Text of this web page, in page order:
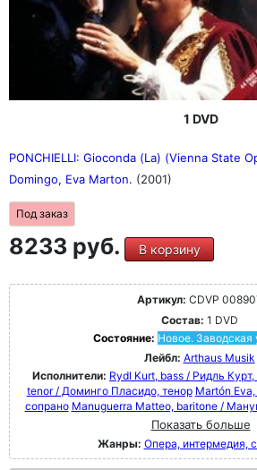
1 DVD
PONCHIELLI: Gioconda (La) (Vienna State
Domingo, Eva Marton. (2001)
Под заказ
8233 руб. В корзину
Артикул: CDVP
Состав: 1 DVD
Состояние: Новое. Заводская
Лейбл: Arthaus Musik
Исполнители: Rydl Kurt, bass / Ридль Курт,
tenor / Доминго Пласидо, тенор Martón
сопрано Manuguerra Matteo, baritone /
Показать больше
Жанры: Опера, интермедия,